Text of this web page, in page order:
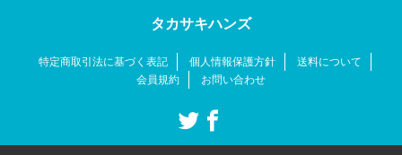
タカサキハンズ
特定商取引法に基づく表記 個人情報保護方針
送料について
会員規約
お問い合わせ